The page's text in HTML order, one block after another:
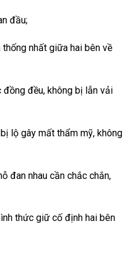
đầu;
nhất giữa hai bên về
đồng đều, không bị lẫn vải
lộ gây mất thẩm mỹ, không
đan nhau cần chắc chắn,
thức giữ cố định hai bên